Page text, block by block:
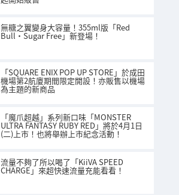
無糖之翼變身大容量！355ml版「Red
Bull・Sugar Free」新登場！
「SQUARE ENIX POP UP STORE」於成田
機場第2航廈期間限定開設！亦販售以機場
為主題的新商品
「魔爪超越」系列新口味「MONSTER
ULTRA FANTASY RUBY RED」將於4月1日
(二)上市！也將舉辦上市紀念活動！
流量不夠了所以喝了「KiiVA SPEED
CHARGE」來超快速流量充能看看！